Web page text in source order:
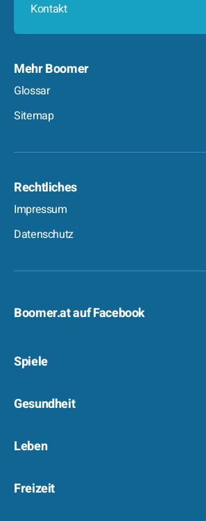
Kontakt
Mehr Boomer
Glossar
Sitemap
Rechtliches
Impressum
Datenschutz
Boomer.at auf Facebook
Spiele
Gesundheit
Leben
Freizeit